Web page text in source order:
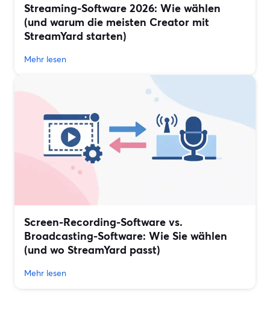
Streaming-Software 2026: Wie wählen
(und warum die meisten Creator mit
StreamYard starten)
Mehr lesen
Screen-Recording-Software vs.
Broadcasting-Software: Wie Sie wählen
(und wo StreamYard passt)
Mehr lesen